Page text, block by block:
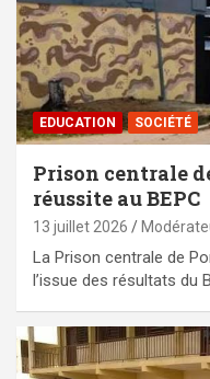
EDUCATION SOCIÉTÉ
Prison centrale
réussite au BEPC
13 juillet 2026
La Prison centrale de
l’issue des résultats du